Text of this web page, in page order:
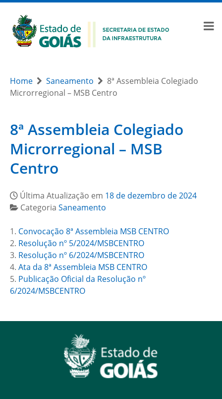
Home Saneamento
8ª Assembleia Colegiado
Microrregional – MSB Centro
8ª Assembleia Colegiado
Microrregional – MSB
Centro
Última Atualização em 18 de dezembro de 2024
Categoria Saneamento
1. Convocação 8ª Assembleia MSB CENTRO
2. Resolução nº 5/2024/MSBCENTRO
3. Resolução nº 6/2024/MSBCENTRO
4. Ata da 8ª Assembleia MSB CENTRO
5. Publicação Oficial da Resolução nº
6/2024/MSBCENTRO